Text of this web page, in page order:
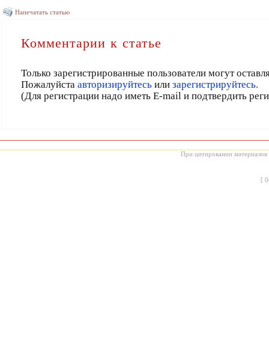
Напечатать статью
Комментарии к статье
Только зарегистрированные пользователи могут
Пожалуйста авторизируйтесьили зарегистрируйтесь.
(Для регистрации надо иметь E-mail и подтвердить
При цитировании материалов
[